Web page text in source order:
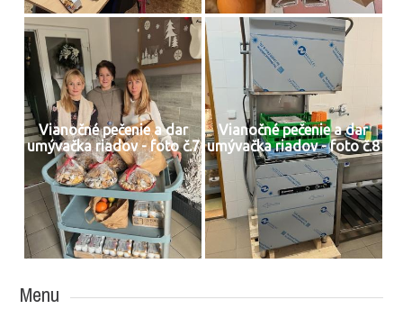
Vianočné pečenie a dar
umývačka riadov - foto č.7
Vianočné pečenie a dar
umývačka riadov - foto č.8
Menu